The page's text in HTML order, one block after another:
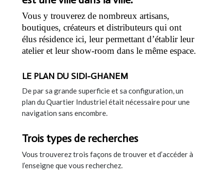
Vous y trouverez de nombreux artisans,
boutiques, créateurs et distributeurs qui ont
élus résidence ici, leur permettant d’établir leur
atelier et leur show-room dans le même espace.
LE PLAN DU SIDI-GHANEM
De par sa grande superficie et sa configuration, un
plan du Quartier Industriel était nécessaire pour une
navigation sans encombre.
Trois types de recherches
Vous trouverez trois façons de trouver et d’accéder à
l’enseigne que vous recherchez.